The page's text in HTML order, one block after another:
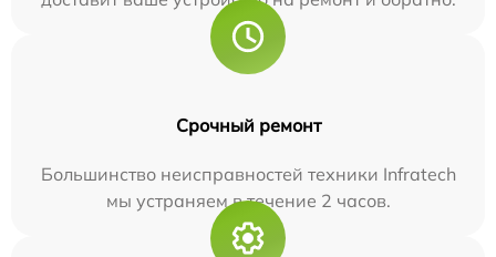
Срочный ремонт
Большинство неисправностей техники Infratech
мы устраняем в течение 2 часов.